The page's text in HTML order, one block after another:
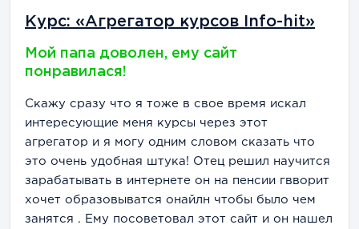
Курс: «Агрегатор курсов Info-hit»
Мой папа доволен, ему сайт
понравилася!
Скажу сразу что я тоже в свое время искал
интересующие меня курсы через этот
агрегатор и я могу одним словом сказать что
это очень удобная штука! Отец решил научится
зарабатывать в интернете он на пенсии гвворит
хочет образовыватся онайлн чтобы было чем
занятся . Ему посоветовал этот сайт и он нашел